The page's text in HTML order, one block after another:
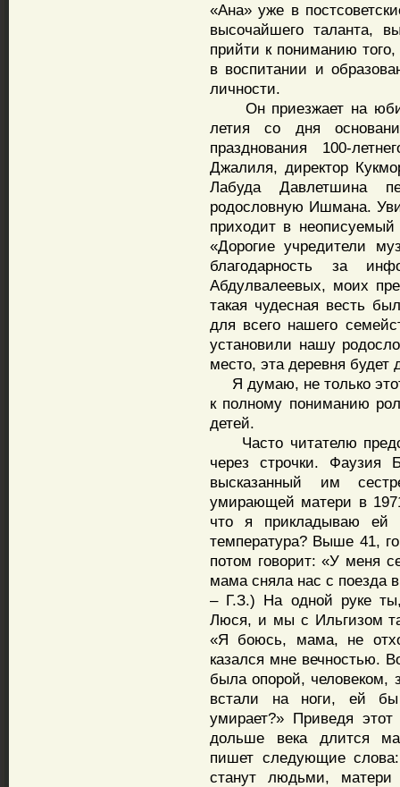
«Ана» уже в
высочайшего таланта,
прийти к пониманию
в воспитании и
личности.
Он приезжает на
летия со дня
празднования 100-
Джалиля, директор
Лабуда Давлетшина
родословную Ишмана.
приходит в
«Дорогие учредители
благодарность за
Абдулвалеевых, моих
такая чудесная весть
для всего нашего
установили нашу
место, эта деревня
Я думаю, не только
к полному пониманию
детей.
Часто читателю
через строчки. Фаузия
высказанный им
умирающей матери в
что я прикладываю ей
температура? Выше 41,
потом говорит: «У меня
мама сняла нас с поезда
– Г.З.) На одной руке
Люся, и мы с Ильгизом
«Я боюсь, мама, не
казался мне вечностью.
была опорой,
встали на ноги, ей
умирает?» Приведя
дольше века длится
пишет следующие
станут людьми, матери